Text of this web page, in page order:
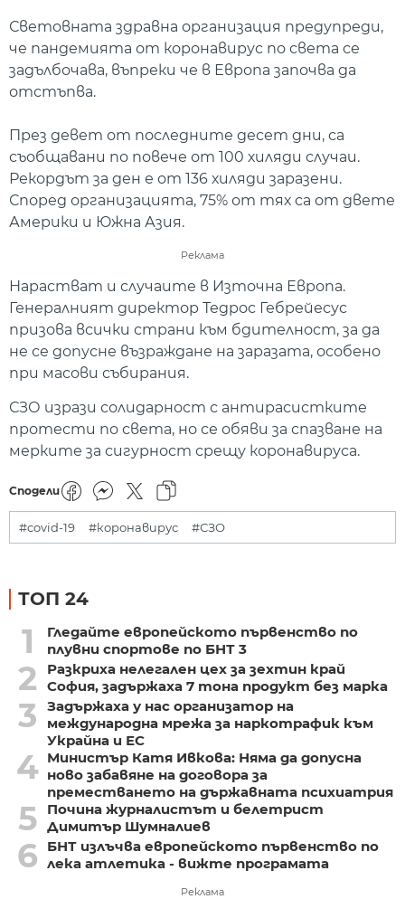
Световната здравна организация предупреди,
че пандемията от коронавирус по света се
задълбочава, въпреки че в Европа започва да
отстъпва.
През девет от последните десет дни, са
съобщавани по повече от 100 хиляди случаи.
Рекордът за ден е от 136 хиляди заразени.
Според организацията, 75% от тях са от двете
Америки и Южна Азия.
Реклама
Нарастват и случаите в Източна Европа.
Генералният директор Тедрос Гебрейесус
призова всички страни към бдителност, за да
не се допусне възраждане на заразата, особено
при масови събирания.
СЗО изрази солидарност с антирасистките
протести по света, но се обяви за спазване на
мерките за сигурност срещу коронавируса.
Сподели
#covid-19 #коронавирус #СЗО
ТОП 24
1
Гледайте европейското първенство по
плувни спортове по БНТ 3
2
Разкриха нелегален цех за зехтин край
София, задържаха 7 тона продукт без марка
3
Задържаха у нас организатор на
международна мрежа за наркотрафик към
Украйна и ЕС
4 Министър Катя Ивкова: Няма да допусна
ново забавяне на договора за
преместването на държавната психиатрия
5
Почина журналистът и белетрист
Димитър Шумналиев
6
БНТ излъчва европейското първенство по
лека атлетика - вижте програмата
Реклама